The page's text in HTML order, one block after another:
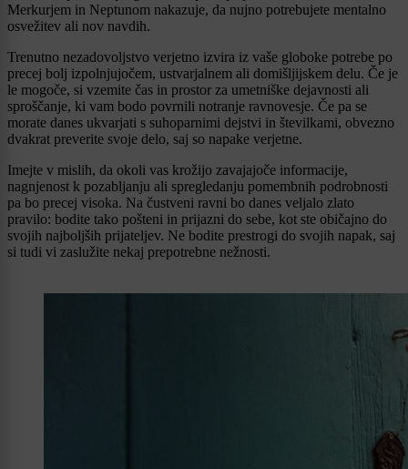
Merkurjem in Neptunom nakazuje, da nujno potrebujete mentalno
osvežitev ali nov navdih.
Trenutno nezadovoljstvo verjetno izvira iz vaše globoke potrebe po
precej bolj izpolnjujočem, ustvarjalnem ali domišljijskem delu. Če je
le mogoče, si vzemite čas in prostor za umetniške dejavnosti ali
sproščanje, ki vam bodo povrnili notranje ravnovesje. Če pa se
morate danes ukvarjati s suhoparnimi dejstvi in številkami, obvezno
dvakrat preverite svoje delo, saj so napake verjetne.
Imejte v mislih, da okoli vas krožijo zavajajoče informacije,
nagnjenost k pozabljanju ali spregledanju pomembnih podrobnosti
pa bo precej visoka. Na čustveni ravni bo danes veljalo zlato
pravilo: bodite tako pošteni in prijazni do sebe, kot ste običajno do
svojih najboljših prijateljev. Ne bodite prestrogi do svojih napak, saj
si tudi vi zaslužite nekaj prepotrebne nežnosti.